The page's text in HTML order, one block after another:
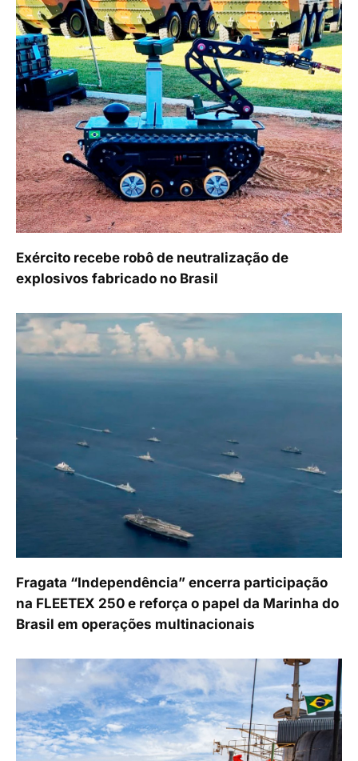
Exército recebe robô de neutralização de
explosivos fabricado no Brasil
Fragata “Independência” encerra participação
na FLEETEX 250 e reforça o papel da Marinha do
Brasil em operações multinacionais